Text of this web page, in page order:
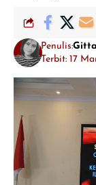
Penulis:
Terbit: 17